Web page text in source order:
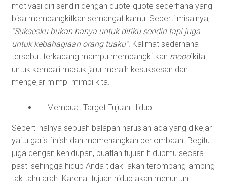
motivasi diri sendiri dengan quote-quote sederhana yang
bisa membangkitkan semangat kamu. Seperti misalnya,
“Suksesku bukan hanya untuk diriku sendiri tapi juga
untuk kebahagiaan orang tuaku”. Kalimat sederhana
tersebut terkadang mampu membangkitkan moodkita
untuk kembali masuk jalur meraih kesuksesan dan
mengejar mimpi-mimpi kita.
Membuat Target Tujuan Hidup
Seperti halnya sebuah balapan haruslah ada yang dikejar
yaitu garis finish dan memenangkan perlombaan. Begitu
juga dengan kehidupan, buatlah tujuan hidupmu secara
pasti sehingga hidup Anda tidak akan terombang-ambing
tak tahu arah. Karena tujuan hidup akan menuntun